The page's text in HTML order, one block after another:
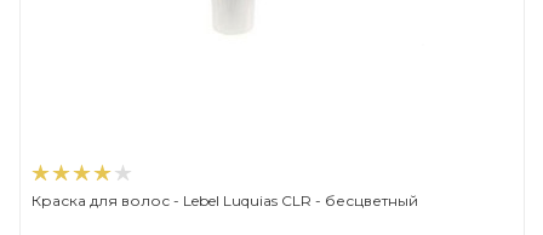
Краска для волос - Lebel Luquias CLR - бесцветный